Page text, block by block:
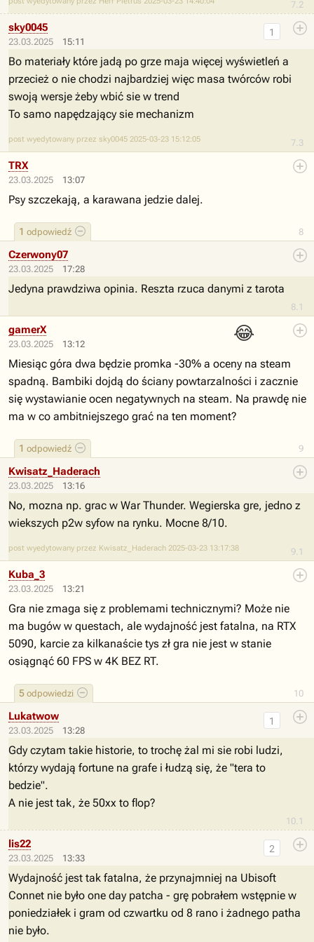
7.2
23.03.2025 15:11
7.3
1
sky0045
Bo materiały które jadą po grze maja więcej wyświetleń a
przecież o nie chodzi najbardziej więc masa twórców robi
swoją wersje żeby wbić sie w trend
To samo napędzający sie mechanizm
post wyedytowany przez sky0045 2025-03-23 15:12:05
23.03.2025 13:07
8
1 odpowiedź
TRX
Psy szczekają, a karawana jedzie dalej.
23.03.2025 17:28
8.1
Czerwony07
Jedyna prawdziwa opinia. Reszta rzuca danymi z tarota
23.03.2025 13:12
😂
9
1 odpowiedź
gamerX
Miesiąc góra dwa będzie promka -30% a oceny na steam
spadną. Bambiki dojdą do ściany powtarzalności i zacznie
się wystawianie ocen negatywnych na steam. Na prawdę nie
ma w co ambitniejszego grać na ten moment?
23.03.2025 13:16
9.1
Kwisatz_Haderach
No, mozna np. grac w War Thunder. Wegierska gre, jedno z
wiekszych p2w syfow na rynku. Mocne 8/10.
post wyedytowany przez Kwisatz_Haderach 2025-03-23 13:17:38
23.03.2025 13:21
10
5 odpowiedzi
Kuba_3
Gra nie zmaga się z problemami technicznymi? Może nie
ma bugów w questach, ale wydajność jest fatalna, na RTX
5090, karcie za kilkanaście tys zł gra nie jest w stanie
osiągnąć 60 FPS w 4K BEZ RT.
23.03.2025 13:28
10.1
1
Lukatwow
Gdy czytam takie historie, to trochę żal mi sie robi ludzi,
którzy wydają fortune na grafe i łudzą się, że "tera to
bedzie".
A nie jest tak, że 50xx to flop?
23.03.2025 13:33
2
lis22
Wydajność jest tak fatalna, że przynajmniej na Ubisoft
Connet nie było one day patcha - grę pobrałem wstępnie w
poniedziałek i gram od czwartku od 8 rano i żadnego patha
nie było.